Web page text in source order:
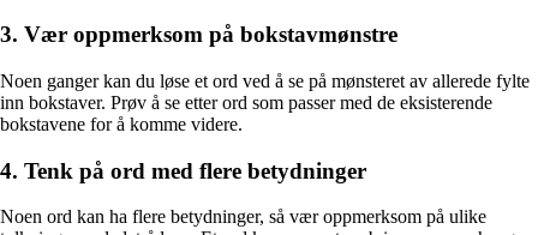
3. Vær oppmerksom på bokstavmønstre
Noen ganger kan du løse et ord ved å se på mønsteret av allerede fylte
inn bokstaver. Prøv å se etter ord som passer med de eksisterende
bokstavene for å komme videre.
4. Tenk på ord med flere betydninger
Noen ord kan ha flere betydninger, så vær oppmerksom på ulike